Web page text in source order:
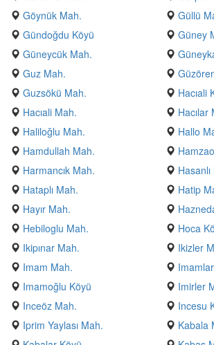
Göynük Mah.
Güllü
Gündoğdu Köyü
Güney
Güneycük Mah.
Guz Mah.
Guzsökü Mah.
Hacıali
Hacıali Mah.
Hacılar
Haliloğlu Mah.
Hallo
Hamdullah Mah.
Harmancık Mah.
Hataplı Mah.
Hatip
Hayır Mah.
Hebiloglu Mah.
Hoca
Ikipınar Mah.
Ikizler
Imam Mah.
Imamoğlu Köyü
Imirler
Inceöz Mah.
Incesu
Iprim Yaylası Mah.
Kabala